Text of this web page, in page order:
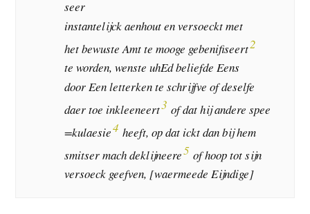
seer
instantelijck aenhout en versoeckt met
het bewuste Amt te mooge gebenifiseert2
te worden, wenste uhEd beliefde Eens
door Een letterken te schrijfve of deselfe
daer toe inkleeneert3 of dat hij andere spee
=kulaesie4 heeft, op dat ickt dan bij hem
smitser mach deklijneere5 of hoop tot sijn
versoeck geefven, [waermeede Eijndige]